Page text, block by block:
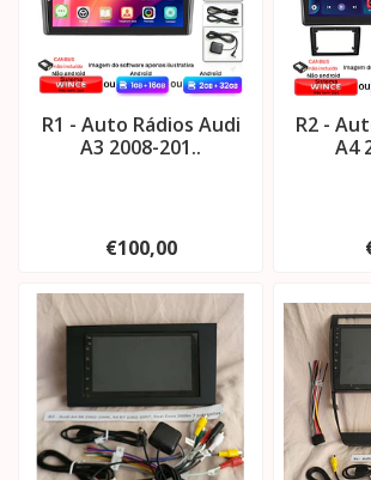
R1 - Auto Rádios Audi
A3 2008-201..
€100,00
R2 -
A4